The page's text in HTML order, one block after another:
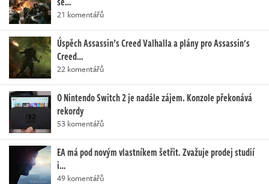
21 komentářů
Úspěch Assassin’s Creed Valhalla a plány pro Assassin's
Creed…
22 komentářů
O Nintendo Switch 2 je nadále zájem. Konzole překonává
rekordy
53 komentářů
EA má pod novým vlastníkem šetřit. Zvažuje prodej studií
i…
49 komentářů